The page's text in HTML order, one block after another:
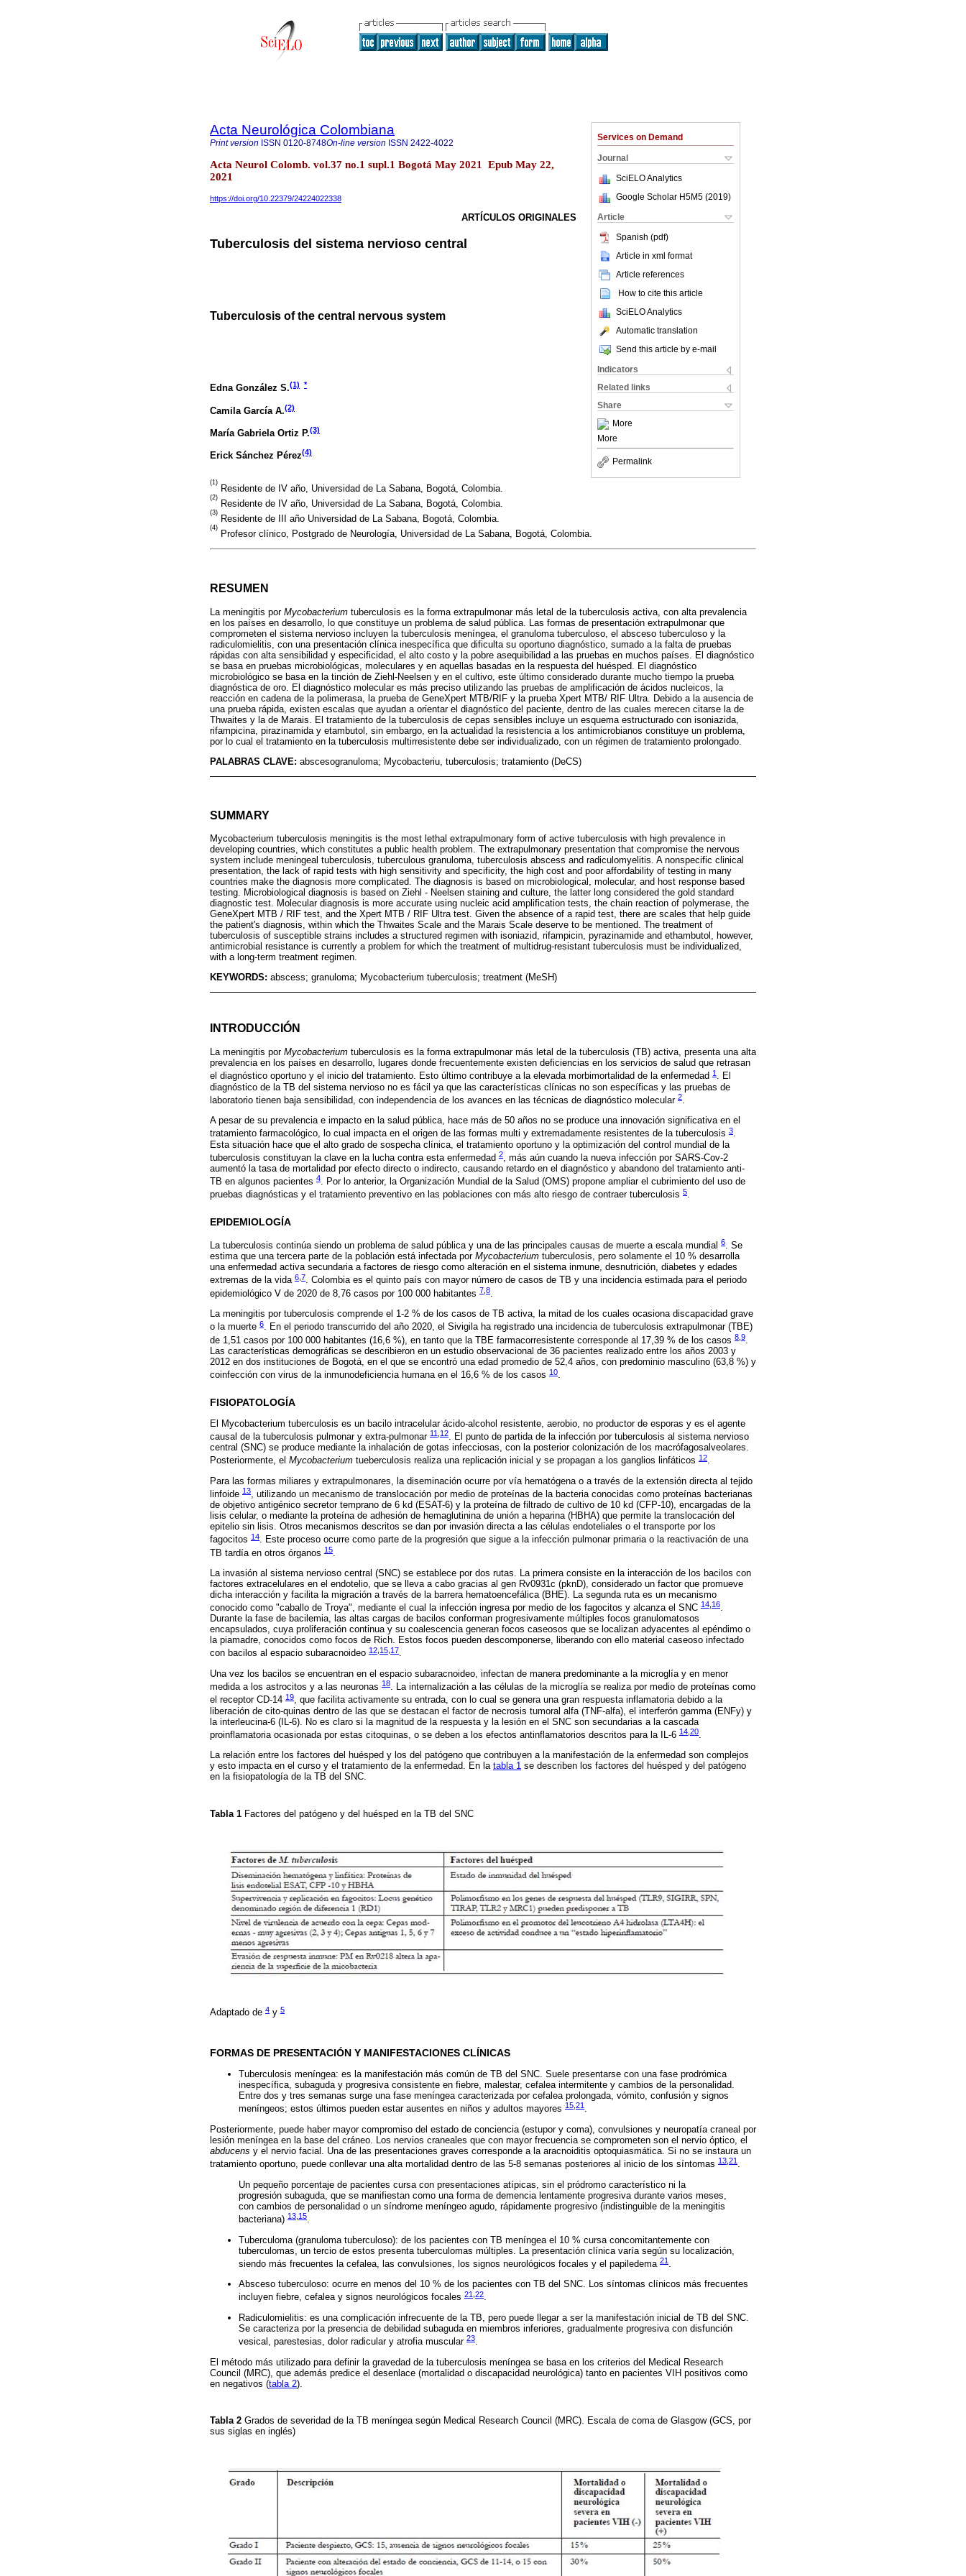
Services on Demand
Journal
SciELO Analytics
Google Scholar H5M5 (2019)
Article
Spanish (pdf)
Article in xml format
Article references
How to cite this article
SciELO Analytics
Automatic translation
Send this article by e-mail
Indicators
Related links
Share
More
More
Permalink
Acta Neurológica Colombiana
Print version ISSN 0120-8748On-line version ISSN 2422-4022
Acta Neurol Colomb. vol.37 no.1 supl.1 Bogotá May 2021 Epub May 22,
2021
https://doi.org/10.22379/24224022338
ARTÍCULOS ORIGINALES
Tuberculosis del sistema nervioso central
Tuberculosis of the central nervous system
Edna González S.(1) *
Camila García A.(2)
María Gabriela Ortiz P.(3)
Erick Sánchez Pérez(4)
(1)
Residente de IV año, Universidad de La Sabana, Bogotá, Colombia.
(2)
Residente de IV año, Universidad de La Sabana, Bogotá, Colombia.
(3)
Residente de III año Universidad de La Sabana, Bogotá, Colombia.
(4)
Profesor clínico, Postgrado de Neurología, Universidad de La Sabana, Bogotá, Colombia.
RESUMEN
La meningitis por Mycobacterium tuberculosis es la forma extrapulmonar más letal de la tuberculosis activa, con alta prevalencia
en los países en desarrollo, lo que constituye un problema de salud pública. Las formas de presentación extrapulmonar que
comprometen el sistema nervioso incluyen la tuberculosis meníngea, el granuloma tuberculoso, el absceso tuberculoso y la
radiculomielitis, con una presentación clínica inespecífica que dificulta su oportuno diagnóstico, sumado a la falta de pruebas
rápidas con alta sensibilidad y especificidad, el alto costo y la pobre asequibilidad a las pruebas en muchos países. El diagnóstico
se basa en pruebas microbiológicas, moleculares y en aquellas basadas en la respuesta del huésped. El diagnóstico
microbiológico se basa en la tinción de Ziehl-Neelsen y en el cultivo, este último considerado durante mucho tiempo la prueba
diagnóstica de oro. El diagnóstico molecular es más preciso utilizando las pruebas de amplificación de ácidos nucleicos, la
reacción en cadena de la polimerasa, la prueba de GeneXpert MTB/RIF y la prueba Xpert MTB/ RIF Ultra. Debido a la ausencia de
una prueba rápida, existen escalas que ayudan a orientar el diagnóstico del paciente, dentro de las cuales merecen citarse la de
Thwaites y la de Marais. El tratamiento de la tuberculosis de cepas sensibles incluye un esquema estructurado con isoniazida,
rifampicina, pirazinamida y etambutol, sin embargo, en la actualidad la resistencia a los antimicrobianos constituye un problema,
por lo cual el tratamiento en la tuberculosis multirresistente debe ser individualizado, con un régimen de tratamiento prolongado.
PALABRAS CLAVE: abscesogranuloma; Mycobacteriu, tuberculosis; tratamiento (DeCS)
SUMMARY
Mycobacterium tuberculosis meningitis is the most lethal extrapulmonary form of active tuberculosis with high prevalence in
developing countries, which constitutes a public health problem. The extrapulmonary presentation that compromise the nervous
system include meningeal tuberculosis, tuberculous granuloma, tuberculosis abscess and radiculomyelitis. A nonspecific clinical
presentation, the lack of rapid tests with high sensitivity and specificity, the high cost and poor affordability of testing in many
countries make the diagnosis more complicated. The diagnosis is based on microbiological, molecular, and host response based
testing. Microbiological diagnosis is based on Ziehl - Neelsen staining and culture, the latter long considered the gold standard
diagnostic test. Molecular diagnosis is more accurate using nucleic acid amplification tests, the chain reaction of polymerase, the
GeneXpert MTB / RIF test, and the Xpert MTB / RIF Ultra test. Given the absence of a rapid test, there are scales that help guide
the patient's diagnosis, within which the Thwaites Scale and the Marais Scale deserve to be mentioned. The treatment of
tuberculosis of susceptible strains includes a structured regimen with isoniazid, rifampicin, pyrazinamide and ethambutol, however,
antimicrobial resistance is currently a problem for which the treatment of multidrug-resistant tuberculosis must be individualized,
with a long-term treatment regimen.
KEYWORDS: abscess; granuloma; Mycobacterium tuberculosis; treatment (MeSH)
INTRODUCCIÓN
La meningitis por Mycobacterium tuberculosis es la forma extrapulmonar más letal de la tuberculosis (TB) activa, presenta una alta
prevalencia en los países en desarrollo, lugares donde frecuentemente existen deficiencias en los servicios de salud que retrasan
el diagnóstico oportuno y el inicio del tratamiento. Esto último contribuye a la elevada morbimortalidad de la enfermedad 1 . El
diagnóstico de la TB del sistema nervioso no es fácil ya que las características clínicas no son específicas y las pruebas de
laboratorio tienen baja sensibilidad, con independencia de los avances en las técnicas de diagnóstico molecular 2.
A pesar de su prevalencia e impacto en la salud pública, hace más de 50 años no se produce una innovación significativa en el
tratamiento farmacológico, lo cual impacta en el origen de las formas multi y extremadamente resistentes de la tuberculosis 3.
Esta situación hace que el alto grado de sospecha clínica, el tratamiento oportuno y la optimización del control mundial de la
tuberculosis constituyan la clave en la lucha contra esta enfermedad 2, más aún cuando la nueva infección por SARS-Cov-2
aumentó la tasa de mortalidad por efecto directo o indirecto, causando retardo en el diagnóstico y abandono del tratamiento anti-
TB en algunos pacientes 4. Por lo anterior, la Organización Mundial de la Salud (OMS) propone ampliar el cubrimiento del uso de
pruebas diagnósticas y el tratamiento preventivo en las poblaciones con más alto riesgo de contraer tuberculosis 5.
EPIDEMIOLOGÍA
La tuberculosis continúa siendo un problema de salud pública y una de las principales causas de muerte a escala mundial 6. Se
estima que una tercera parte de la población está infectada por Mycobacterium tuberculosis, pero solamente el 10 % desarrolla
una enfermedad activa secundaria a factores de riesgo como alteración en el sistema inmune, desnutrición, diabetes y edades
extremas de la vida 6,7. Colombia es el quinto país con mayor número de casos de TB y una incidencia estimada para el periodo
epidemiológico V de 2020 de 8,76 casos por 100 000 habitantes 7 8.
La meningitis por tuberculosis comprende el 1-2 % de los casos de TB activa, la mitad de los cuales ocasiona discapacidad grave
o la muerte 6. En el periodo transcurrido del año 2020, el Sivigila ha registrado una incidencia de tuberculosis extrapulmonar (TBE)
de 1,51 casos por 100 000 habitantes (16,6 %), en tanto que la TBE farmacorresistente corresponde al 17,39 % de los casos 8 9.
Las características demográficas se describieron en un estudio observacional de 36 pacientes realizado entre los años 2003 y
2012 en dos instituciones de Bogotá, en el que se encontró una edad promedio de 52,4 años, con predominio masculino (63,8 %) y
coinfección con virus de la inmunodeficiencia humana en el 16,6 % de los casos 10.
FISIOPATOLOGÍA
El Mycobacterium tuberculosis es un bacilo intracelular ácido-alcohol resistente, aerobio, no productor de esporas y es el agente
causal de la tuberculosis pulmonar y extra-pulmonar 11 12. El punto de partida de la infección por tuberculosis al sistema nervioso
central (SNC) se produce mediante la inhalación de gotas infecciosas, con la posterior colonización de los macrófagosalveolares.
Posteriormente, el Mycobacterium tueberculosis realiza una replicación inicial y se propagan a los ganglios linfáticos 12.
Para las formas miliares y extrapulmonares, la diseminación ocurre por vía hematógena o a través de la extensión directa al tejido
linfoide 13, utilizando un mecanismo de translocación por medio de proteínas de la bacteria conocidas como proteínas bacterianas
de objetivo antigénico secretor temprano de 6 kd (ESAT-6) y la proteína de filtrado de cultivo de 10 kd (CFP-10), encargadas de la
lisis celular, o mediante la proteína de adhesión de hemaglutinina de unión a heparina (HBHA) que permite la translocación del
epitelio sin lisis. Otros mecanismos descritos se dan por invasión directa a las células endoteliales o el transporte por los
fagocitos 14. Este proceso ocurre como parte de la progresión que sigue a la infección pulmonar primaria o la reactivación de una
TB tardía en otros órganos 15
La invasión al sistema nervioso central (SNC) se establece por dos rutas. La primera consiste en la interacción de los bacilos con
factores extracelulares en el endotelio, que se lleva a cabo gracias al gen Rv0931c (pknD), considerado un factor que promueve
dicha interacción y facilita la migración a través de la barrera hematoencefálica (BHE). La segunda ruta es un mecanismo
conocido como "caballo de Troya", mediante el cual la infección ingresa por medio de los fagocitos y alcanza el SNC 14 16.
Durante la fase de bacilemia, las altas cargas de bacilos conforman progresivamente múltiples focos granulomatosos
encapsulados, cuya proliferación continua y su coalescencia generan focos caseosos que se localizan adyacentes al epéndimo o
la piamadre, conocidos como focos de Rich. Estos focos pueden descomponerse, liberando con ello material caseoso infectado
con bacilos al espacio subaracnoideo 12,15,17.
Una vez los bacilos se encuentran en el espacio subaracnoideo, infectan de manera predominante a la microglía y en menor
medida a los astrocitos y a las neuronas 18. La internalización a las células de la microglía se realiza por medio de proteínas como
el receptor CD-14 19, que facilita activamente su entrada, con lo cual se genera una gran respuesta inflamatoria debido a la
liberación de cito-quinas dentro de las que se destacan el factor de necrosis tumoral alfa (TNF-alfa), el interferón gamma (ENFy) y
la interleucina-6 (IL-6). No es claro si la magnitud de la respuesta y la lesión en el SNC son secundarias a la cascada
proinflamatoria ocasionada por estas citoquinas, o se deben a los efectos antinflamatorios descritos para la IL-6 14 20.
La relación entre los factores del huésped y los del patógeno que contribuyen a la manifestación de la enfermedad son complejos
y esto impacta en el curso y el tratamiento de la enfermedad. En la tabla 1 se describen los factores del huésped y del patógeno
en la fisiopatología de la TB del SNC.
Tabla 1 Factores del patógeno y del huésped en la TB del SNC
Adaptado de 4 y 5
FORMAS DE PRESENTACIÓN Y MANIFESTACIONES CLÍNICAS
Tuberculosis meníngea: es la manifestación más común de TB del SNC. Suele presentarse con una fase prodrómica
inespecífica, subaguda y progresiva consistente en fiebre, malestar, cefalea intermitente y cambios de la personalidad.
Entre dos y tres semanas surge una fase meníngea caracterizada por cefalea prolongada, vómito, confusión y signos
meníngeos; estos últimos pueden estar ausentes en niños y adultos mayores 15 21 .
Posteriormente, puede haber mayor compromiso del estado de conciencia (estupor y coma), convulsiones y neuropatía craneal por
lesión meníngea en la base del cráneo. Los nervios craneales que con mayor frecuencia se comprometen son el nervio óptico, el
abducens y el nervio facial. Una de las presentaciones graves corresponde a la aracnoiditis optoquiasmática. Si no se instaura un
tratamiento oportuno, puede conllevar una alta mortalidad dentro de las 5-8 semanas posteriores al inicio de los síntomas 13 21 .
Un pequeño porcentaje de pacientes cursa con presentaciones atípicas, sin el pródromo característico ni la
progresión subaguda, que se manifiestan como una forma de demencia lentamente progresiva durante varios meses,
con cambios de personalidad o un síndrome meníngeo agudo, rápidamente progresivo (indistinguible de la meningitis
bacteriana) 13 15.
Tuberculoma (granuloma tuberculoso): de los pacientes con TB meníngea el 10 % cursa concomitantemente con
tuberculomas, un tercio de estos presenta tuberculomas múltiples. La presentación clínica varía según su localización,
siendo más frecuentes la cefalea, las convulsiones, los signos neurológicos focales y el papiledema 21 .
Absceso tuberculoso: ocurre en menos del 10 % de los pacientes con TB del SNC. Los síntomas clínicos más frecuentes
incluyen fiebre, cefalea y signos neurológicos focales 21 ,22.
Radiculomielitis: es una complicación infrecuente de la TB, pero puede llegar a ser la manifestación inicial de TB del SNC.
Se caracteriza por la presencia de debilidad subaguda en miembros inferiores, gradualmente progresiva con disfunción
vesical, parestesias, dolor radicular y atrofia muscular 23.
El método más utilizado para definir la gravedad de la tuberculosis meníngea se basa en los criterios del Medical Research
Council (MRC), que además predice el desenlace (mortalidad o discapacidad neurológica) tanto en pacientes VIH positivos como
en negativos (tabla 2).
Tabla 2 Grados de severidad de la TB meníngea según Medical Research Council (MRC). Escala de coma de Glasgow (GCS, por
sus siglas en inglés)